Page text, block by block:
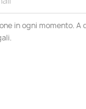
in ogni momento.